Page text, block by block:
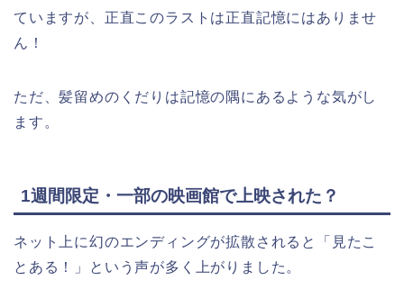
ていますが、正直このラストは正直記憶にはありませ
ん！
ただ、髪留めのくだりは記憶の隅にあるような気がし
ます。
1週間限定・一部の映画館で上映された？
ネット上に幻のエンディングが拡散されると「見たこ
とある！」という声が多く上がりました。